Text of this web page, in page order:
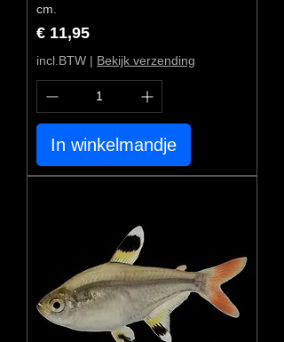
cm.
Prijs
€ 11,95
incl.BTW | Bekijk verzending
In winkelmandje